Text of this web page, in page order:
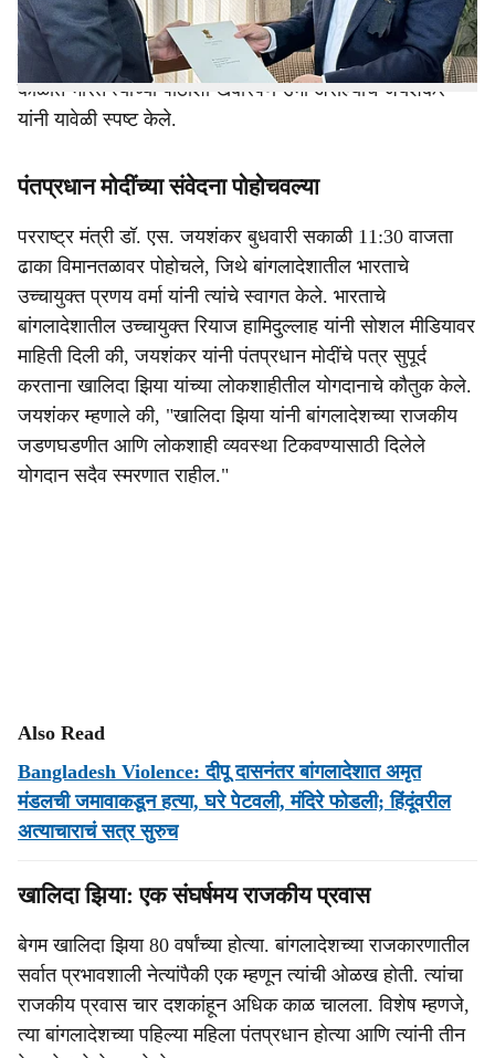
संवेदना घेऊन परराष्ट्र मंत्री डॉ. एस. जयशंकर बुधवारी (31
डिसेंबर) विशेष विमानाने ढाका येथे पोहोचले. बांगलादेशच्या या कठीण
काळात भारत त्यांच्या पाठीशी खंबीरपणे उभा असल्याचे जयशंकर
यांनी यावेळी स्पष्ट केले.
पंतप्रधान मोदींच्या संवेदना पोहोचवल्या
परराष्ट्र मंत्री डॉ. एस. जयशंकर बुधवारी सकाळी 11:30 वाजता
ढाका विमानतळावर पोहोचले, जिथे बांगलादेशातील भारताचे
उच्चायुक्त प्रणय वर्मा यांनी त्यांचे स्वागत केले. भारताचे
बांगलादेशातील उच्चायुक्त रियाज हामिदुल्लाह यांनी सोशल मीडियावर
माहिती दिली की, जयशंकर यांनी पंतप्रधान मोदींचे पत्र सुपूर्द
करताना खालिदा झिया यांच्या लोकशाहीतील योगदानाचे कौतुक केले.
जयशंकर म्हणाले की, "खालिदा झिया यांनी बांगलादेशच्या राजकीय
जडणघडणीत आणि लोकशाही व्यवस्था टिकवण्यासाठी दिलेले
योगदान सदैव स्मरणात राहील."
Also Read
Bangladesh Violence: दीपू दासनंतर बांगलादेशात अमृत
मंडलची जमावाकडून हत्या, घरे पेटवली, मंदिरे फोडली; हिंदूंवरील
अत्याचाराचं सत्र सुरुच
खालिदा झिया: एक संघर्षमय राजकीय प्रवास
बेगम खालिदा झिया 80 वर्षांच्या होत्या. बांगलादेशच्या राजकारणातील
सर्वात प्रभावशाली नेत्यांपैकी एक म्हणून त्यांची ओळख होती. त्यांचा
राजकीय प्रवास चार दशकांहून अधिक काळ चालला. विशेष म्हणजे,
त्या बांगलादेशच्या पहिल्या महिला पंतप्रधान होत्या आणि त्यांनी तीन